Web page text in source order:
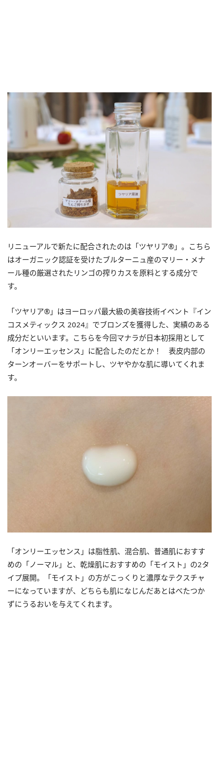
リニューアルで新たに配合されたのは「ツヤリア®」。こちら
はオーガニック認証を受けたブルターニュ産のマリー・メナ
ール種の厳選されたリンゴの搾りカスを原料とする成分で
す。
「ツヤリア®」はヨーロッパ最大級の美容技術イベント『イン
コスメティックス 2024』でブロンズを獲得した、実績のある
成分だといいます。こちらを今回マナラが日本初採用として
「オンリーエッセンス」に配合したのだとか！ 表皮内部の
ターンオーバーをサポートし、ツヤやかな肌に導いてくれま
す。
「オンリーエッセンス」は脂性肌、混合肌、普通肌におすす
めの「ノーマル」と、乾燥肌におすすめの「モイスト」の2タ
イプ展開。「モイスト」の方がこっくりと濃厚なテクスチャ
ーになっていますが、どちらも肌になじんだあとはべたつか
ずにうるおいを与えてくれます。